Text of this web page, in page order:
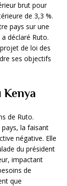
brut pour
de 3,3 %.
pays sur une
déclaré Ruto.
de loi des
ses objectifs
Kenya
de Ruto.
pays, la faisant
négative. Elle
du président
impactant
de
que